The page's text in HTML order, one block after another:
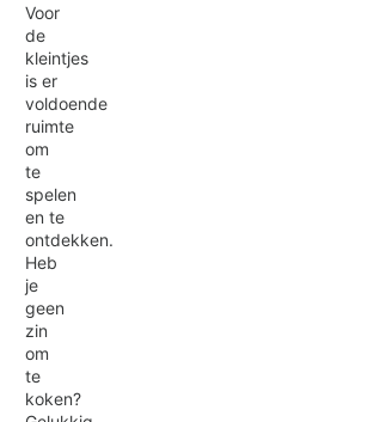
Voor
de
kleintjes
is er
voldoende
ruimte
om
te
spelen
en te
ontdekken.
Heb
je
geen
zin
om
te
koken?